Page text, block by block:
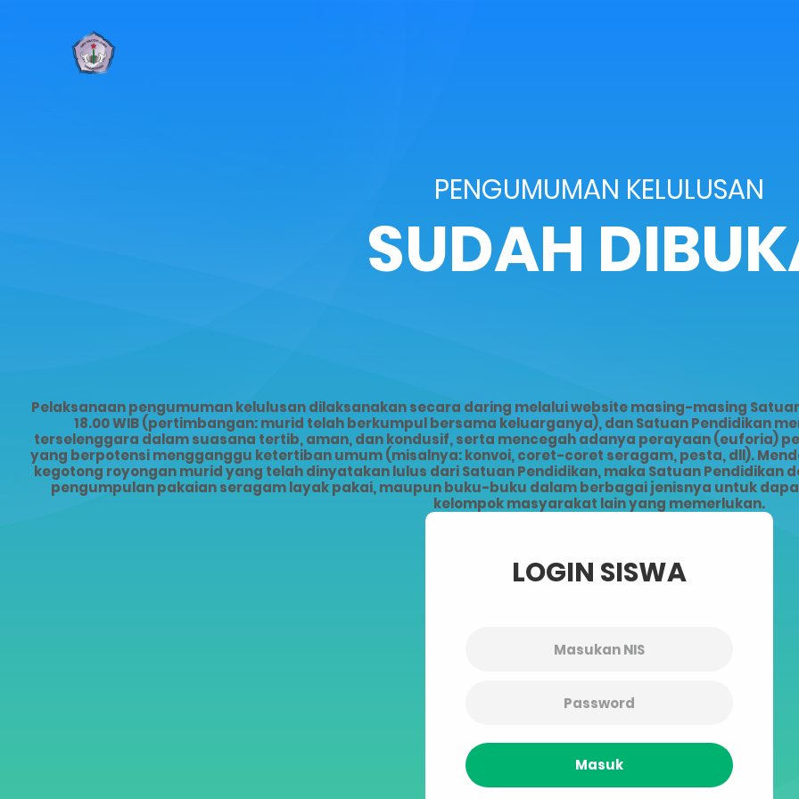
PENGUMUMAN KELULUSAN
SUDAH
Pelaksanaan pengumuman kelulusan dilaksanakan secara daring melalui website masing-masing
18.00 WIB (pertimbangan: murid telah berkumpul bersama keluarganya), dan Satuan Pendidikan
terselenggara dalam suasana tertib, aman, dan kondusif, serta mencegah adanya perayaan (euforia)
yang berpotensi mengganggu ketertiban umum (misalnya: konvoi, coret-coret seragam, pesta, dll).
kegotong royongan murid yang telah dinyatakan lulus dari Satuan Pendidikan, maka Satuan
pengumpulan pakaian seragam layak pakai, maupun buku-buku dalam berbagai jenisnya untuk
kelompok masyarakat lain yang memerlukan.
LOGIN SISWA
Masuk